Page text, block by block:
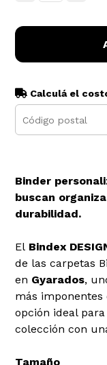
Calculá el
Binder
buscan
durabilidad.
El Bindex
de las carpetas
en Gyarados,
más
opción ideal
colección con
Tamaño